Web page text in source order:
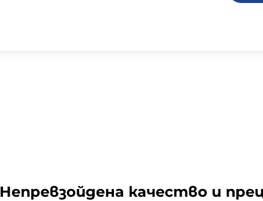
Непревзойдена качество и